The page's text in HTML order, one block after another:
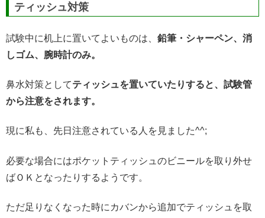
ティッシュ対策
試験中に机上に置いてよいものは、 鉛筆・シャーペン、消
しゴム、腕時計のみ。
鼻水対策としてティッシュを置いていたりすると、試験管
から注意をされます。
現に私も、先日注意されている人を見ました^^;
必要な場合にはポケットティッシュのビニールを取り外せ
ばＯＫとなったりするようです。
ただ足りなくなった時にカバンから追加でティッシュを取